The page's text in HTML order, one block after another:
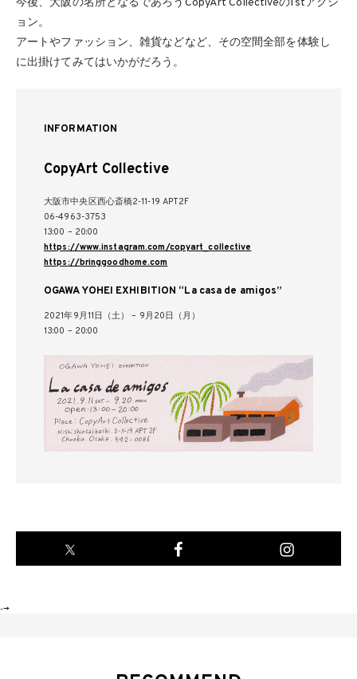
今後、大阪の名所となるであろうCopyArt Collectiveの1stアクシ
ョン。
アートやファッション、雑貨などなど、その空間全部を体験し
に出掛けてみてはいかがだろう。
INFORMATION
CopyArt Collective
大阪市中央区西心斎橋2-11-19 APT2F
06-4963-3753
13:00 – 20:00
https://www.instagram.com/copyart_collective
https://bringgoodhome.com
OGAWA YOHEI EXHIBITION “La casa de amigos”
2021年9月11日（土） – 9月20日（月）
13:00 – 20:00
-->